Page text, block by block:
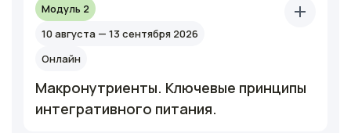
Модуль 2
10 августа — 13 сентября 2026
Онлайн
Макронутриенты. Ключевые принципы
интегративного питания.